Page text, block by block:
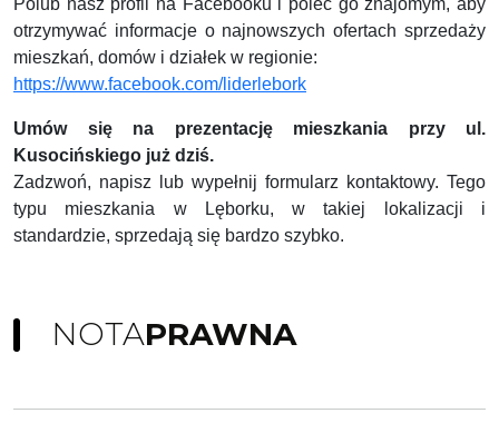
Polub nasz profil na Facebooku i poleć go znajomym, aby
otrzymywać informacje o najnowszych ofertach sprzedaży
mieszkań, domów i działek w regionie:
https://www.facebook.com/liderlebork
Umów się na prezentację mieszkania przy ul.
Kusocińskiego już dziś.
Zadzwoń, napisz lub wypełnij formularz kontaktowy. Tego
typu mieszkania w Lęborku, w takiej lokalizacji i
standardzie, sprzedają się bardzo szybko.
NOTAPRAWNA